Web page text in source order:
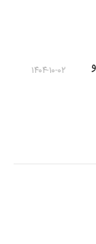
درخواست پرداخت حق عضویت قطعی سال ۱۴۰۴ و
۱۴۰۴-۱۰-۰۲